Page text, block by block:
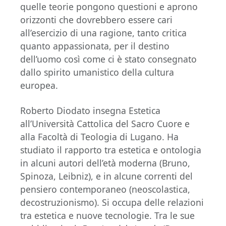
quelle teorie pongono questioni e aprono
orizzonti che dovrebbero essere cari
all’esercizio di una ragione, tanto critica
quanto appassionata, per il destino
dell’uomo così come ci è stato consegnato
dallo spirito umanistico della cultura
europea.
Roberto Diodato insegna Estetica
all’Università Cattolica del Sacro Cuore e
alla Facoltà di Teologia di Lugano. Ha
studiato il rapporto tra estetica e ontologia
in alcuni autori dell’età moderna (Bruno,
Spinoza, Leibniz), e in alcune correnti del
pensiero contemporaneo (neoscolastica,
decostruzionismo). Si occupa delle relazioni
tra estetica e nuove tecnologie. Tra le sue